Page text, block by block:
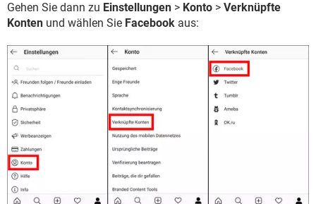
Gehen Sie dann zu Einstellungen > Konto > Verknüpfte
Konten und wählen Sie Facebook aus: